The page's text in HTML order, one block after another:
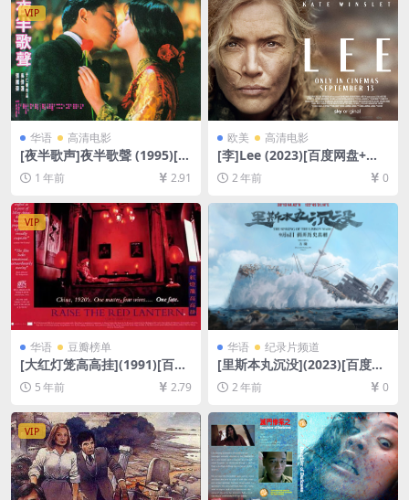
VIP
华语 高清电影
[夜半歌声]夜半歌聲 (1995)[百
度网盘+夸克网盘1080P超清
未删减资源][网盘在线播放/下
载][MP4/6.8GB][粤语原声中
字]
1 年前 2.91
欧美 高清电影
[李]Lee (2023)[百度网盘+夸
克网盘1080P超清未删减资源]
[网盘在线播放/下载][MP4/8.
9GB][中文字幕]
2 年前 0
VIP
华语 豆瓣榜单
[大红灯笼高高挂](1991)[百度
网盘+夸克网盘+迅雷云盘资源
1080P超清未删减][MP4/7.9G
5 年前 2.79
华语 纪录片频道
[里斯本丸沉没](2023)[百度网
盘+夸克网盘1080P/4K超清未
删减资源][网盘在线播放/下
字幕]
2 年前 0
VIP